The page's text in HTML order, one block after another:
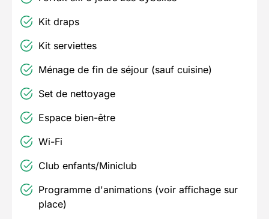
Kit draps
Kit serviettes
Ménage de fin de séjour (sauf cuisine)
Set de nettoyage
Espace bien-être
Wi-Fi
Club enfants/Miniclub
Programme d'animations (voir affichage sur
place)